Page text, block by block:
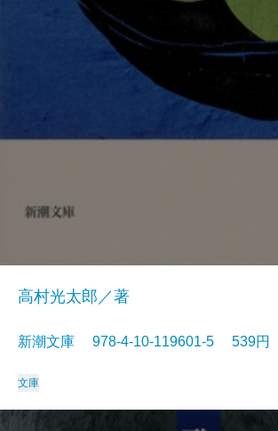
高村光太郎／著
新潮文庫 978-4-10-119601-5 539円
文庫